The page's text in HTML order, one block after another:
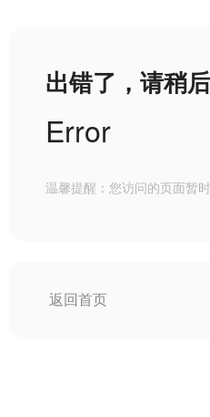
出错了，请稍
Error
温馨提醒：您访问的页面暂
返回首页